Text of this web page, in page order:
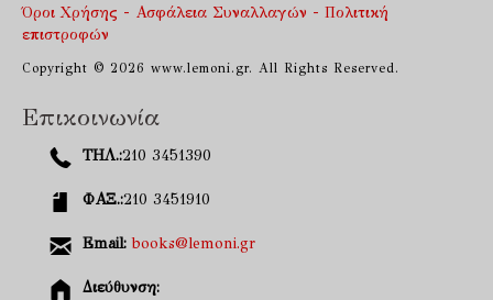
Όροι Χρήσης - Ασφάλεια Συναλλαγών - Πολιτική
επιστροφών
Copyright © 2026 www.lemoni.gr. All Rights Reserved.
Επικοινωνία
ΤΗΛ.:210 3451390
ΦΑΞ.:210 3451910
Email: books@lemoni.gr
Διεύθυνση: